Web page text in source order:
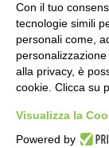
Indirizzo:Via
Centralino:
Posta elettronica
Codice fiscale:
Codice Indice delle
Codice unico di
Con il tuo
tecnologie simili
personali come,
alla privacy, è
cookie. Clicca su
Visualizza la
Powered by